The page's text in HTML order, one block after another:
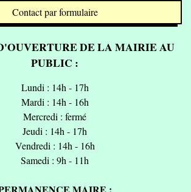
Contact par formulaire
DE LA MAIRIE AU
PUBLIC :
Lundi : 14h - 17h
Mardi : 14h - 16h
Mercredi : fermé
Jeudi : 14h - 17h
Vendredi : 14h - 16h
Samedi : 9h - 11h
MAIRE :